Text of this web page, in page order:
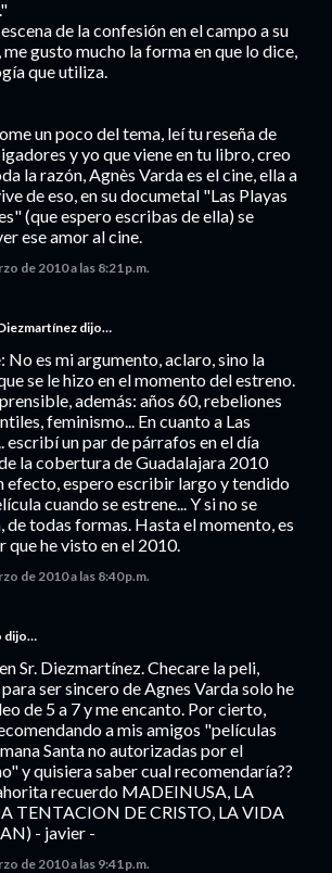
de la confesión en el campo a su
me gusto mucho la forma en que lo dice,
que utiliza.
un poco del tema, leí tu reseña de
y yo que viene en tu libro, creo
la razón, Agnès Varda es el cine, ella a
de eso, en su documetal "Las Playas
(que espero escribas de ella) se
ese amor al cine.
de 2010 a las 8:21 p.m.
dijo…
No es mi argumento, aclaro, sino la
se le hizo en el momento del estreno.
además: años 60, rebeliones
feminismo... En cuanto a Las
escribí un par de párrafos en el día
la cobertura de Guadalajara 2010
efecto, espero escribir largo y tendido
cuando se estrene... Y si no se
de todas formas. Hasta el momento, es
que he visto en el 2010.
de 2010 a las 8:40 p.m.
dijo…
Sr. Diezmartínez. Checare la peli,
ser sincero de Agnes Varda solo he
de 5 a 7 y me encanto. Por cierto,
a mis amigos "películas
Santa no autorizadas por el
y quisiera saber cual recomendaría??
recuerdo MADEINUSA, LA
TENTACION DE CRISTO, LA VIDA
- javier -
de 2010 a las 9:41 p.m.